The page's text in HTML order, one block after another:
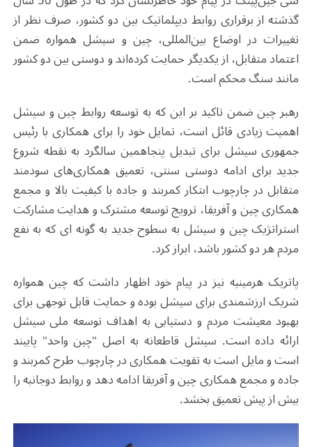
گذشته از برقراری روابط دیپلماتیک بین دو کشور، صرف نظر از
تغییرات در اوضاع بین‌المللی، چین و سیشل همواره ضمن
اعتماد متقابل، از یکدیگر حمایت کرده‌اند و دوستی بین دو کشور
مانند سنگ محکم است.
رهبر چین ضمن تاکید بر این که به توسعه روابط چین و سیشل
اهمیت زیادی قائل است، تمایل خود را برای همکاری با رئیس
جمهوری سیشل برای تبدیل پنجاهمین سالگرد به نقطه شروع
جدید برای ادامه دوستی سنتی، تعمیق همکاری‌های سودمند
متقابل در چارچوب ابتکار کمربند و جاده با کیفیت بالا و مجمع
همکاری چین و آفریقا، ترویج توسعه مشترک و هدایت مشارکت
استراتژیک چین و سیشل به سطوح جدید به گونه ای که به نفع
مردم هر دو کشور باشد، ابراز کرد.
پاتریک هرمینیه نیز در پیام خود اظهار داشت که چین همواره
شریک ارزشمندی برای سیشل بوده و حمایت قابل توجهی برای
بهبود معیشت مردم و دستیابی به اهداف توسعه ملی سیشل
ارائه داده است. سیشل قاطعانه به اصل "چین واحد" پایبند
است و مایل است به تقویت همکاری در چارچوب طرح کمربند و
جاده و مجمع همکاری چین و آفریقا ادامه دهد و روابط دوجانبه را
بیش از پیش تعمیق بخشد.